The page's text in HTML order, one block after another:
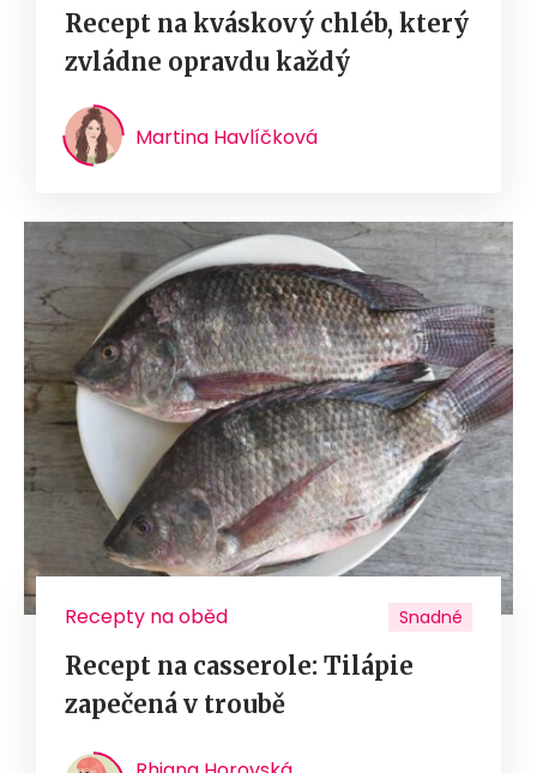
Recept na kváskový chléb, který
zvládne opravdu každý
Martina Havlíčková
Recepty na oběd Snadné
Recept na casserole: Tilápie
zapečená v troubě